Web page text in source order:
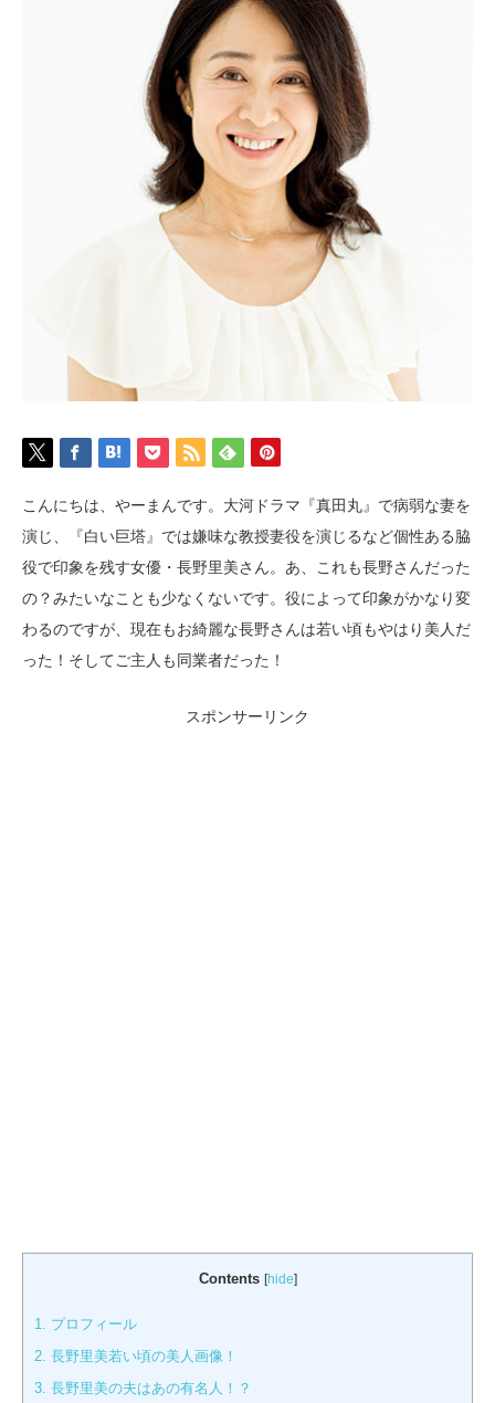
こんにちは、やーまんです。大河ドラマ『真田丸』で病弱な妻を
演じ、『白い巨塔』では嫌味な教授妻役を演じるなど個性ある脇
役で印象を残す女優・長野里美さん。あ、これも長野さんだった
の？みたいなことも少なくないです。役によって印象がかなり変
わるのですが、現在もお綺麗な長野さんは若い頃もやはり美人だ
った！そしてご主人も同業者だった！
スポンサーリンク
Contents [hide]
1. プロフィール
2. 長野里美若い頃の美人画像！
3. 長野里美の夫はあの有名人！？